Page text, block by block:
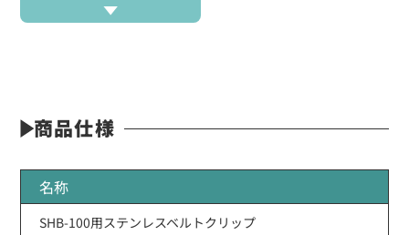
商品仕様
名称
SHB-100用ステンレスベルトクリップ